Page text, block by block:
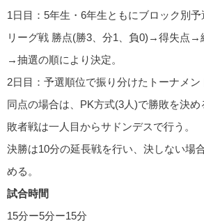
1日目：5年生・6年生ともにブロック別予
リーグ戦 勝点(勝3、分1、負0)→得失点
→抽選の順により決定。
2日目：予選順位で振り分けたトーナメン
同点の場合は、PK方式(3人)で勝敗を決め
敗者戦は一人目からサドンデスで行う。
決勝は10分の延長戦を行い、決しない場
める。
試合時間
15分ー5分ー15分